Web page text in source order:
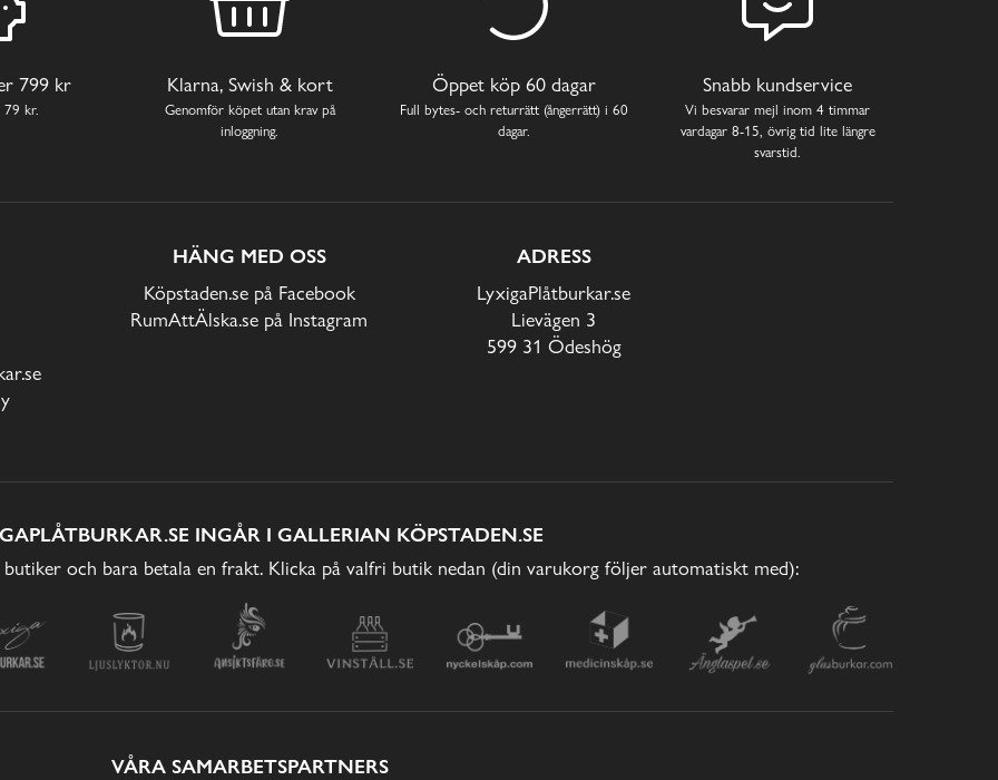
799 kr
79 kr.
Klarna, Swish & kort
Genomför köpet utan krav på
inloggning.
Öppet köp 60 dagar
Full bytes- och returrätt (ångerrätt) i 60
dagar.
Snabb kundservice
Vi besvarar mejl inom 4 timmar
vardagar 8-15, övrig tid lite längre
svarstid.
HÄNG MED OSS
Köpstaden.se på Facebook
RumAttÄlska.se på Instagram
ADRESS
LyxigaPlåtburkar.se
Lievägen 3
599 31 Ödeshög
INGÅR I GALLERIAN KÖPSTADEN.SE
och bara betala en frakt. Klicka på valfri butik nedan (din varukorg följer automatiskt med):
VÅRA SAMARBETSPARTNERS